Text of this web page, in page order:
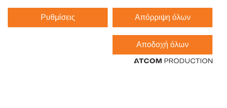
Ρυθμίσεις Απόρριψη όλων
Αποδοχή όλων